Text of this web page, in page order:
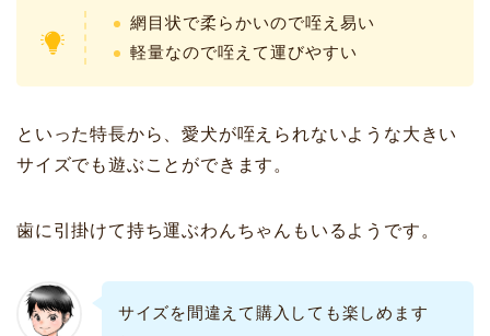
網目状で柔らかいので咥え易い
軽量なので咥えて運びやすい
といった特長から、愛犬が咥えられないような大きい
サイズでも遊ぶことができます。
歯に引掛けて持ち運ぶわんちゃんもいるようです。
サイズを間違えて購入しても楽しめます